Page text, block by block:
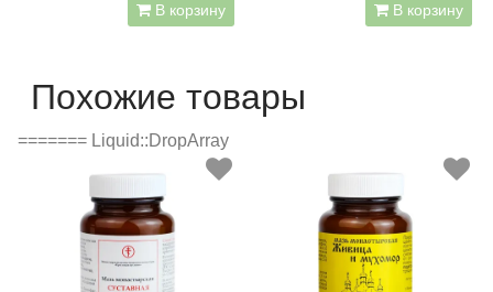
В корзину В корзину
Похожие товары
======= Liquid::DropArray